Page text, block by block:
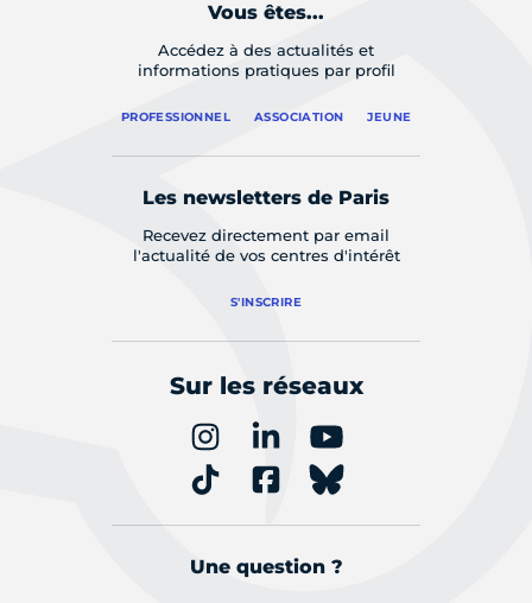
Vous êtes...
Accédez à des actualités et
informations pratiques par profil
PROFESSIONNEL ASSOCIATION JEUNE
Les newsletters de Paris
Recevez directement par email
l'actualité de vos centres d'intérêt
S'INSCRIRE
Sur les réseaux
Une question ?